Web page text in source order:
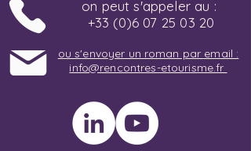
on peut s'appeler au :
+33 (0)6 07 25 03 20
ou s'envoyer un roman par email :
info@rencontres-etourisme.fr